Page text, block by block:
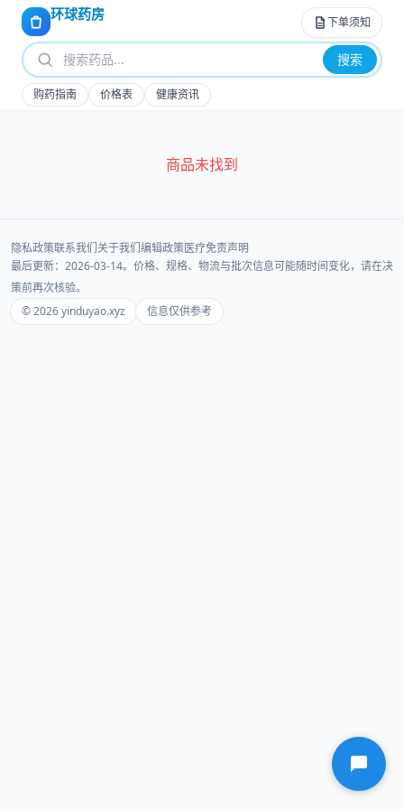
环球药房 下单须知
搜索
购药指南 价格表 健康资讯
商品未找到
隐私政策联系我们关于我们编辑政策医疗免责声明
最后更新：2026-03-14。价格、规格、物流与批次信息可能随时间变化，请在决
策前再次核验。
© 2026 yinduyao.xyz
信息仅供参考